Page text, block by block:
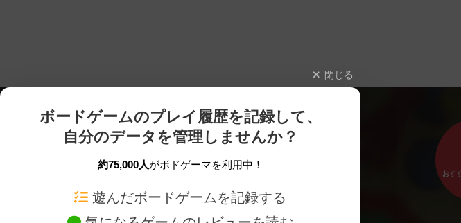
閉じる
ボードゲームのプレイ履歴を記録して、
自分のデータを管理しませんか？
約75,000人がボドゲーマを利用中！
遊んだボードゲームを記録する
おす